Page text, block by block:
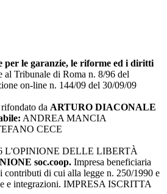
per le garanzie, le riforme ed i diritti
al Tribunale di Roma n. 8/96 del
on-line n. 144/09 del 30/09/09
da ARTURO DIACONALE
ANDREA MANCIA
CECE
L'OPINIONE DELLE LIBERTÀ
soc.coop. Impresa beneficiaria
contributi di cui alla legge n. 250/1990 e
e integrazioni. IMPRESA ISCRITTA